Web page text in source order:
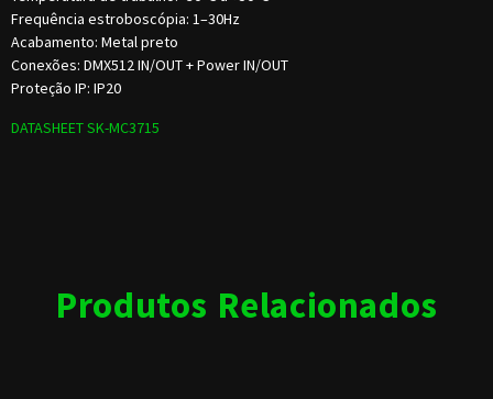
Frequência estroboscópia: 1–30Hz
Acabamento: Metal preto
Conexões: DMX512 IN/OUT + Power IN/OUT
Proteção IP: IP20
DATASHEET SK-MC3715
Produtos Relacionados